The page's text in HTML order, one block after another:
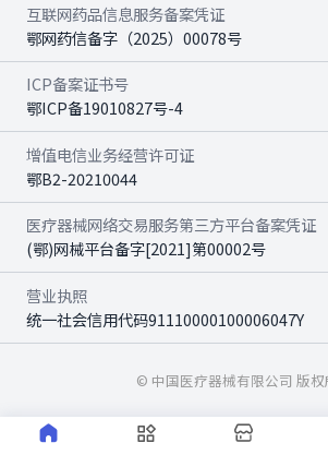
互联网药品信息服务备案凭证
鄂网药信备字（2025）00078号
ICP备案证书号
鄂ICP备19010827号-4
增值电信业务经营许可证
鄂B2-20210044
医疗器械网络交易服务第三方平台备案凭证
(鄂)网械平台备字[2021]第00002号
营业执照
统一社会信用代码91110000100006047Y
© 中国医疗器械有限公司 版权